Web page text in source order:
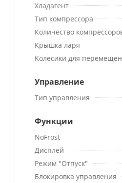
Хладагент
Тип компрессора
Количество
Крышка ларя
Колесики для
Управление
Тип управления
Функции
NoFrost
Дисплей
Режим "Отпуск"
Блокировка управления